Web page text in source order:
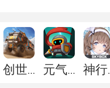
创世战车元气骑士前
神